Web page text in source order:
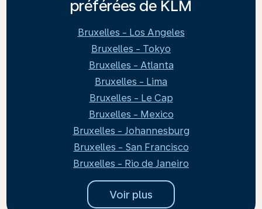
préférées de KLM
Bruxelles - Los Angeles
Bruxelles - Tokyo
Bruxelles - Atlanta
Bruxelles - Lima
Bruxelles - Le Cap
Bruxelles - Mexico
Bruxelles - Johannesburg
Bruxelles - San Francisco
Bruxelles - Rio de Janeiro
Voir plus